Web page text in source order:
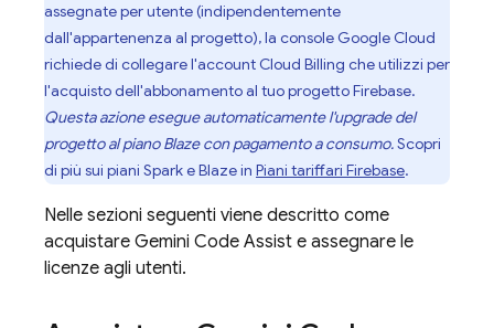
assegnate per utente (indipendentemente
dall'appartenenza al progetto), la console Google Cloud
richiede di collegare l'account Cloud Billing che utilizzi per
l'acquisto dell'abbonamento al tuo progetto Firebase.
Questa azione esegue automaticamente l'upgrade del
progetto al piano Blaze con pagamento a consumo.Scopri
di più sui piani Spark e Blaze in Piani tariffari Firebase.
Nelle sezioni seguenti viene descritto come
acquistare Gemini Code Assist e assegnare le
licenze agli utenti.